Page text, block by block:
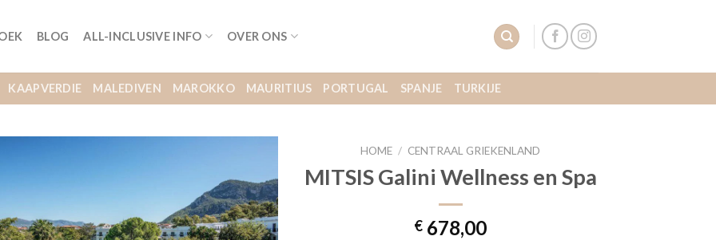
BLOG ALL-INCLUSIVE INFO OVER ONS
KAAPVERDIE MALEDIVEN MAROKKO MAURITIUS PORTUGAL SPANJE TURKIJE
HOME / CENTRAAL GRIEKENLAND
MITSIS Galini Wellness en Spa
€ 678,00